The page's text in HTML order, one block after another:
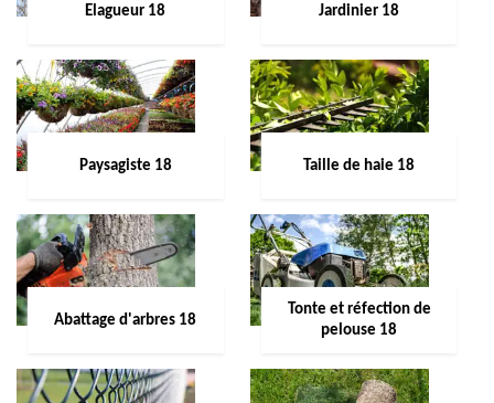
Elagueur 18 Jardinier 18
Paysagiste 18 Taille de haie 18
Abattage d'arbres 18
Tonte et réfection de
pelouse 18